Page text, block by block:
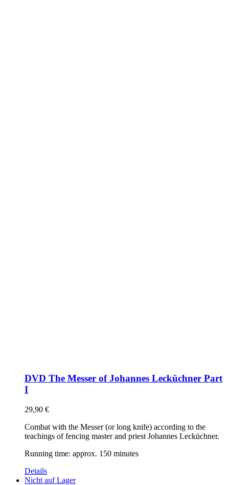
DVD The Messer of Johannes Lecküchner Part
I
29,90 €
Combat with the Messer (or long knife) according to the
teachings of fencing master and priest Johannes Lecküchner.
Running time: approx. 150 minutes
Details
Nicht auf Lager